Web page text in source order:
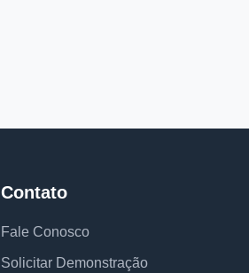
Contato
Fale Conosco
Solicitar Demonstração